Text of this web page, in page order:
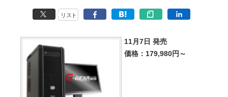
リスト
11月7日 発売
価格：179,980円～